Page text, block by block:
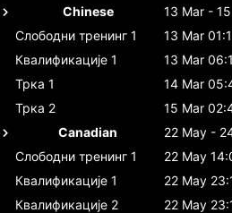
Chinese
13 Mar -
Слободни тренинг 1
13 Mar
Квалификације 1
13 Mar
Трка 1
14 Mar
Трка 2
15 Mar
Canadian
22 May -
Слободни тренинг 1
22 May
Квалификације 1
22 May
Квалификације 2
22 May